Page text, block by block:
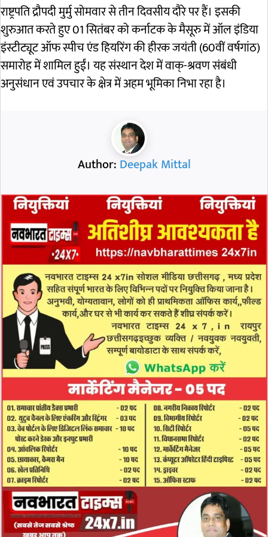
राष्ट्रपति द्रौपदी मुर्मु सोमवार से तीन दिवसीय दौरे पर हैं। इसकी
शुरुआत करते हुए 01 सितंबर को कर्नाटक के मैसूरु में ऑल इंडिया
इंस्टीट्यूट ऑफ स्पीच एंड हियरिंग की हीरक जयंती (60वीं वर्षगांठ)
समारोह में शामिल हुईं। यह संस्थान देश में वाक्-श्रवण संबंधी
अनुसंधान एवं उपचार के क्षेत्र में अहम भूमिका निभा रहा है।
Author: Deepak Mittal